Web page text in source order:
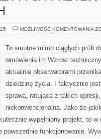
MOŻLIWOŚĆ KOMENTOWANIA
To smutne mimo ciągłych prób
wmówienia im Wzrost
aktualnie obserwatorami
dziedzinę życia. I faktycznie
sprawa, ratująca z takich
niekonwencjonalna. Jako że
wypełniony projekt, to w
funkcjonowanie.